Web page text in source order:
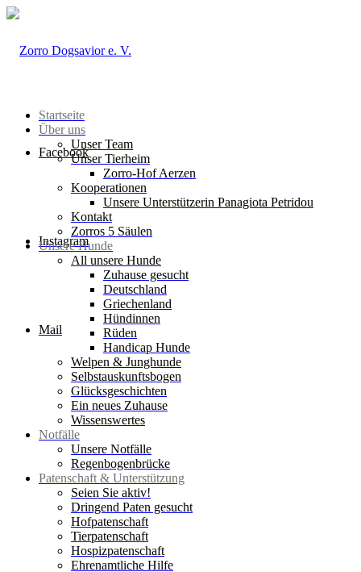
Facebook
Instagram
Mail
Startseite
Über uns
Unser Team
Unser Tierheim
Zorro-Hof Aerzen
Kooperationen
Unsere Unterstützerin Panagiota Petridou
Kontakt
Zorros 5 Säulen
Unsere Hunde
All unsere Hunde
Zuhause gesucht
Deutschland
Griechenland
Hündinnen
Rüden
Handicap Hunde
Welpen & Junghunde
Selbstauskunftsbogen
Glücksgeschichten
Ein neues Zuhause
Wissenswertes
Notfälle
Unsere Notfälle
Regenbogenbrücke
Patenschaft & Unterstützung
Seien Sie aktiv!
Dringend Paten gesucht
Hofpatenschaft
Tierpatenschaft
Hospizpatenschaft
Ehrenamtliche Hilfe